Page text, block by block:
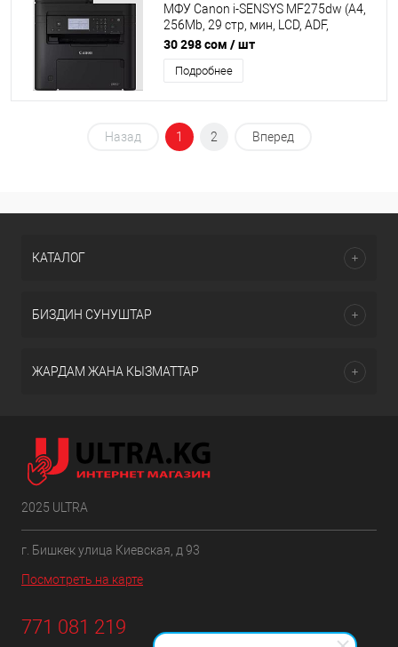
МФУ Canon i-SENSYS MF275dw (A4,
256Mb, 29 стр, мин, LCD, ADF,
двусторонняя печать, факс, USB 2.0,
сетевой,WiFi,RUS) [5621C001AA] КЗ
30 298 сом / шт
Подробнее
Назад 1 2 Вперед
КАТАЛОГ
БИЗДИН СУНУШТАР
ЖАРДАМ ЖАНА КЫЗМАТТАР
2025 ULTRA
г. Бишкек улица Киевская, д 93
Посмотреть на карте
771 081 219